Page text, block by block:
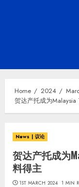
Home 2024
贺达产托成为
News | 议论
贺达产托成为
料得主
1ST MARCH 2024 1 MIN